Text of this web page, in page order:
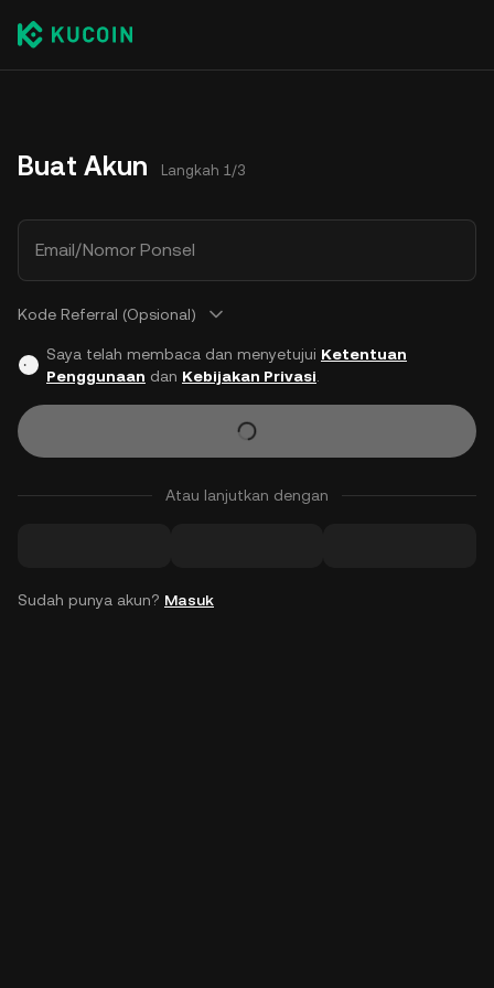
Buat Akun Langkah 1/3
Email/Nomor Ponsel
Kode Referral (Opsional)
Saya telah membaca dan menyetujui Ketentuan
Penggunaan dan Kebijakan Privasi
Atau lanjutkan dengan
Sudah punya akun? Masuk